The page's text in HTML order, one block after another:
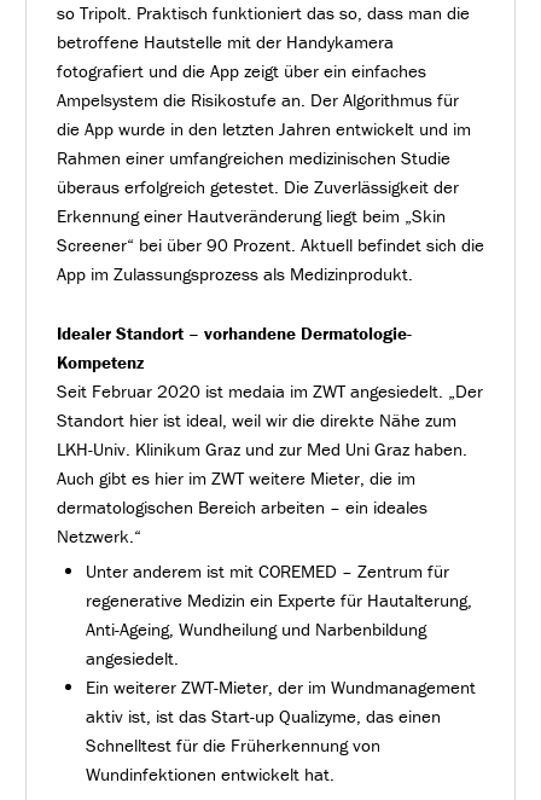
so Tripolt. Praktisch funktioniert das so, dass man die
betroffene Hautstelle mit der Handykamera
fotografiert und die App zeigt über ein einfaches
Ampelsystem die Risikostufe an. Der Algorithmus für
die App wurde in den letzten Jahren entwickelt und im
Rahmen einer umfangreichen medizinischen Studie
überaus erfolgreich getestet. Die Zuverlässigkeit der
Erkennung einer Hautveränderung liegt beim „Skin
Screener“ bei über 90 Prozent. Aktuell befindet sich die
App im Zulassungsprozess als Medizinprodukt.
Idealer Standort – vorhandene Dermatologie-
Kompetenz
Seit Februar 2020 ist medaia im ZWT angesiedelt. „Der
Standort hier ist ideal, weil wir die direkte Nähe zum
LKH-Univ. Klinikum Graz und zur Med Uni Graz haben.
Auch gibt es hier im ZWT weitere Mieter, die im
dermatologischen Bereich arbeiten – ein ideales
Netzwerk.“
Unter anderem ist mit COREMED – Zentrum für
regenerative Medizin ein Experte für Hautalterung,
Anti-Ageing, Wundheilung und Narbenbildung
angesiedelt.
Ein weiterer ZWT-Mieter, der im Wundmanagement
aktiv ist, ist das Start-up Qualizyme, das einen
Schnelltest für die Früherkennung von
Wundinfektionen entwickelt hat.